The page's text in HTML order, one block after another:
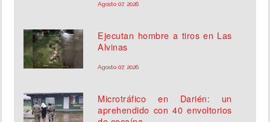
Agosto 07, 2026
Ejecutan hombre a tiros en Las
Alvinas
Agosto 07, 2026
Microtráfico en Darién: un
aprehendido con 40 envoltorios